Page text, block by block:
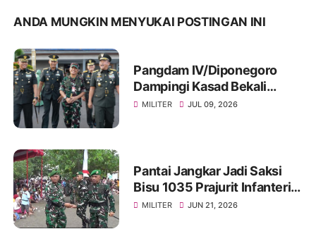
ANDA MUNGKIN MENYUKAI POSTINGAN INI
Pangdam IV/Diponegoro
Dampingi Kasad Bekali
Taruna Akmil, Siapkan
MILITER JUL 09, 2026
Pantai Jangkar Jadi Saksi
Bisu 1035 Prajurit Infanteri,
Ikuti Tradisi Pembaretan
MILITER JUN 21, 2026